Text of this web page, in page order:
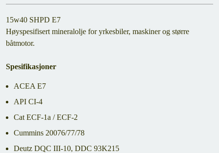
15w40 SHPD E7
Høyspesifisert mineralolje for yrkesbiler, maskiner og større
båtmotor.
Spesifikasjoner
ACEA E7
API CI-4
Cat ECF-1a / ECF-2
Cummins 20076/77/78
Deutz DQC III-10, DDC 93K215